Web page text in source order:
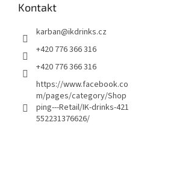
Kontakt
karban@ikdrinks.cz
+420 776 366 316
+420 776 366 316
https://www.facebook.co
m/pages/category/Shop
ping---Retail/IK-drinks-421
552231376626/